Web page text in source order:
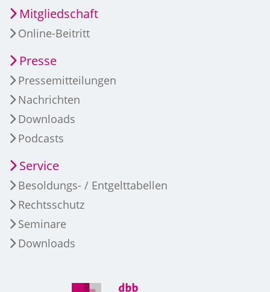
Mitgliedschaft
Online-Beitritt
Presse
Pressemitteilungen
Nachrichten
Downloads
Podcasts
Service
Besoldungs- / Entgelttabellen
Rechtsschutz
Seminare
Downloads